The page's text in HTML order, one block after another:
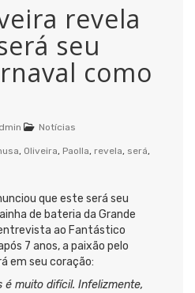
revela
seu
como
Notícias
, Oliveira, Paolla, revela, será,
que este será seu
de bateria da Grande
ao Fantástico
7 anos, a paixão pelo
em seu coração:
é muito difícil. Infelizmente,